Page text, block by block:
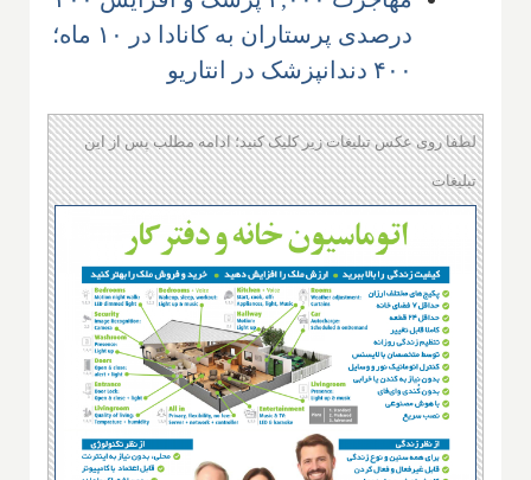
درصدی پرستاران به کانادا در ۱۰ ماه؛
۴۰۰ دندانپزشک در انتاریو​
لطفا روی عکس تبلیغات زیر کلیک کنید؛ ادامه مطلب پس از این
تبلیغات